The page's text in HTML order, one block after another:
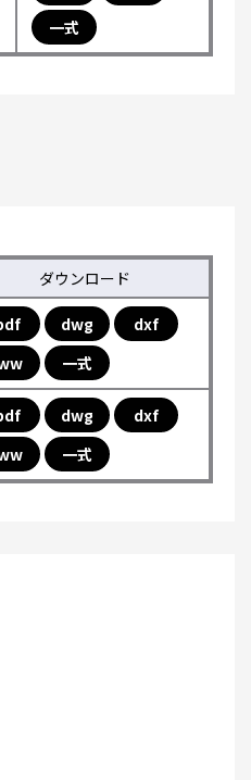
一式
ダウンロード
dwg
dxf
一式
dwg
dxf
一式